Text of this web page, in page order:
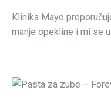
Klinika Mayo
manje opekline i mi se